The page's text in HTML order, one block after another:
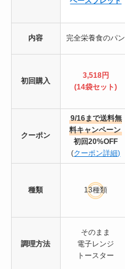
内容 完全栄養食のパン
初回購入
3,518円
(14袋セット)
クーポン
9/16まで送料無
料キャンペーン
初回20%OFF
(クーポン詳細)
種類 13種類
調理方法
そのまま
電子レンジ
トースター